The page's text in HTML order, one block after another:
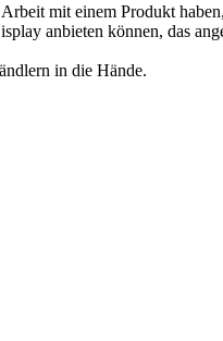
mit einem Produkt
anbieten können, das
in die Hände.